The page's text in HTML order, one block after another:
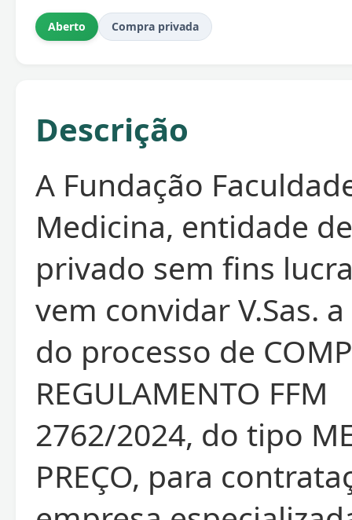
Aberto Compra privada
Descrição
A Fundação
Medicina, entidade
privado sem fins
vem convidar V.Sas.
do processo de
REGULAMENTO FFM
2762/2024, do tipo
PREÇO, para